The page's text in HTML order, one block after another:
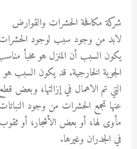
شركة مكافحة الحشرات والقوارض
لابد من وجود سبب لوجود
يكون السبب أن المنزل هو مخبأ
الجوية الخارجية. قد يكون السبب هو
التي تم الاهمال في إزالتها، وبعض
عنها تجمع الحشرات من وجود
مأوى لها، أو بعض الأشجار، أو
في الجدران وغيرها.